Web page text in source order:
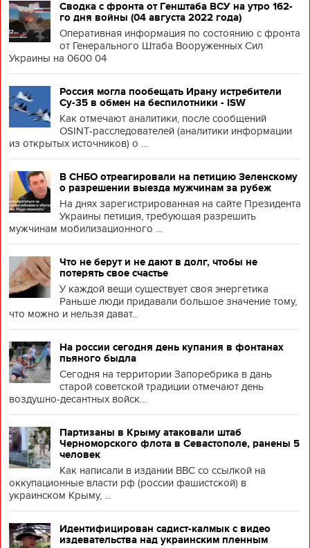
Сводка с фронта от Генштаба ВСУ на утро 162-
го дня войны (04 августа 2022 года)
Оперативная информация по состоянию с фронта
от Генерального Штаба Вооруженных Сил
Украины на 0600 04
Россия могла пообещать Ирану истребители
Су-35 в обмен на беспилотники - ISW
Как отмечают аналитики, после сообщений
OSINT-расследователей (аналитики информации
из открытых источников) о ...
В СНБО отреагировали на петицию Зеленскому
о разрешении выезда мужчинам за рубеж
На днях зарегистрированная на сайте Президента
Украины петиция, требующая разрешить
мужчинам мобилизационного ...
Что не берут и не дают в долг, чтобы не
потерять свое счастье
У каждой вещи существует своя энергетика
Раньше люди придавали большое значение тому,
что можно и нельзя дават...
На россии сегодня день купания в фонтанах
пьяного быдла
Сегодня на территории Запоребрика в дань
старой советской традиции отмечают день
воздушно-десантных войск...
Партизаны в Крыму атаковали штаб
Черноморского флота в Севастополе, ранены 5
человек
Как написали в издании BBC со ссылкой на
оккупационные власти рф (россии фашистской) в
украинском Крыму, ...
Идентифицирован садист-калмык с видео
издевательства над украинским пленным